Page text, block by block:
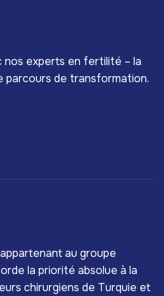
experts en fertilité – la
de transformation.
au groupe
la priorité absolue à la
chirurgiens de Turquie et